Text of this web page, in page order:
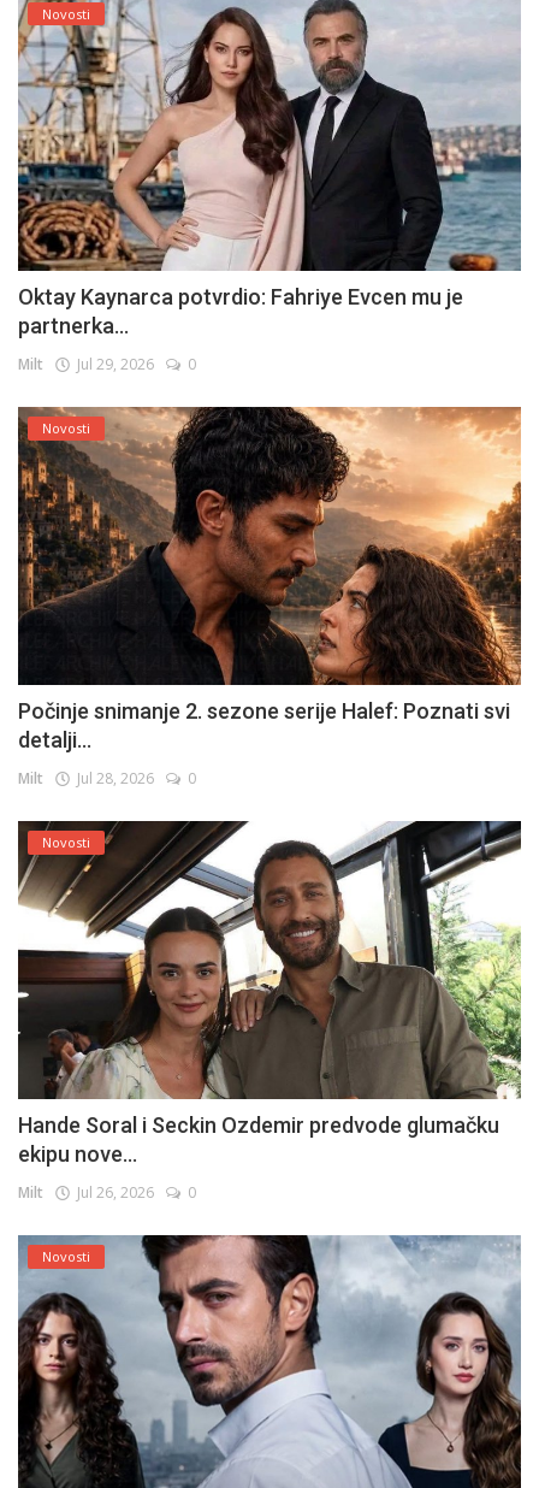
Novosti
Oktay Kaynarca potvrdio: Fahriye Evcen mu je
partnerka...
Milt Jul 29, 2026 0
Novosti
Počinje snimanje 2. sezone serije Halef: Poznati svi
detalji...
Milt Jul 28, 2026 0
Novosti
Hande Soral i Seckin Ozdemir predvode glumačku
ekipu nove...
Milt Jul 26, 2026 0
Novosti